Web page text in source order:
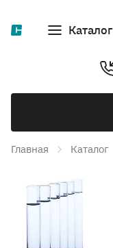
Каталог
Главная Каталог